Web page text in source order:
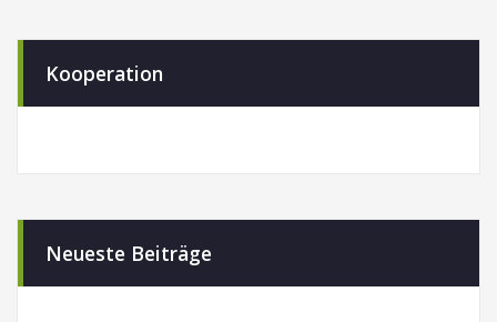
Kooperation
Neueste Beiträge